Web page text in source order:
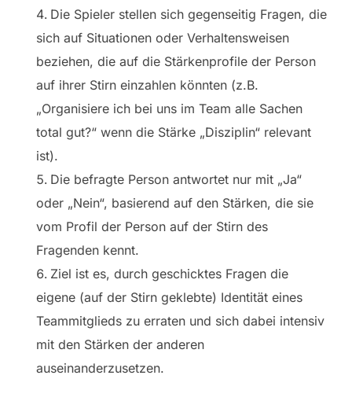
Die Spieler stellen sich gegenseitig Fragen, die
sich auf Situationen oder Verhaltensweisen
beziehen, die auf die Stärkenprofile der Person
auf ihrer Stirn einzahlen könnten (z.B.
„Organisiere ich bei uns im Team alle Sachen
total gut?“ wenn die Stärke „Disziplin“ relevant
ist).
Die befragte Person antwortet nur mit „Ja“
oder „Nein“, basierend auf den Stärken, die sie
vom Profil der Person auf der Stirn des
Fragenden kennt.
Ziel ist es, durch geschicktes Fragen die
eigene (auf der Stirn geklebte) Identität eines
Teammitglieds zu erraten und sich dabei intensiv
mit den Stärken der anderen
auseinanderzusetzen.